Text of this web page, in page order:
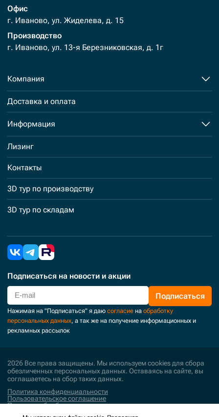
Офис
г. Иваново, ул. Жиделева, д. 15
Производство
г. Иваново, ул. 13-я Березниковская, д. 1г
Компания
Доставка и оплата
Информация
Лизинг
Контакты
3D тур по производству
3D тур по складам
Подписаться на новости и акции
Подписаться
Нажимая на "Подписаться" я даю согласие на обработку
персональных данных, а так же на получение информационных и
рекламных рассылок
2026 Все права защищены. Мы используем cookies для сбора
обезличенных персональных данных. Оставаясь на сайте, вы
соглашаетесь на сбор таких данных.
Политика конфиденциальности
Пользовательское соглашение
Политика обработки персональных данных